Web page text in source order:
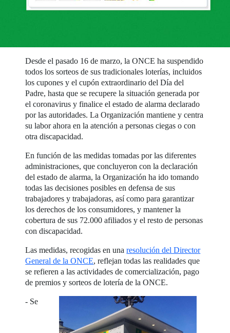
Desde el pasado 16 de marzo, la ONCE ha suspendido
todos los sorteos de sus tradicionales loterías, incluidos
los cupones y el cupón extraordinario del Día del
Padre, hasta que se recupere la situación generada por
el coronavirus y finalice el estado de alarma declarado
por las autoridades. La Organización mantiene y centra
su labor ahora en la atención a personas ciegas o con
otra discapacidad.
En función de las medidas tomadas por las diferentes
administraciones, que concluyeron con la declaración
del estado de alarma, la Organización ha ido tomando
todas las decisiones posibles en defensa de sus
trabajadores y trabajadoras, así como para garantizar
los derechos de los consumidores, y mantener la
cobertura de sus 72.000 afiliados y el resto de personas
con discapacidad.
Las medidas, recogidas en unaresolución del Director
General de la ONCE, reflejan todas las realidades que
se refieren a las actividades de comercialización, pago
de premios y sorteos de lotería de la ONCE.
- Se